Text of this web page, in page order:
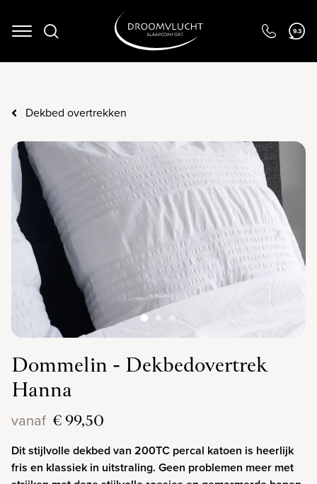
Navigation 9.3
Dekbed overtrekken
Dommelin - Dekbedovertrek
Hanna
vanaf € 99,50
Dit stijlvolle dekbed van 200TC percal katoen is heerlijk
fris en klassiek in uitstraling. Geen problemen meer met